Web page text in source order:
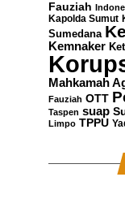
Fauziah
Kapolda Sumut
Sumedana
Kemnaker
Mahkamah
Fauziah OTT
Taspen suap
Limpo TPPU